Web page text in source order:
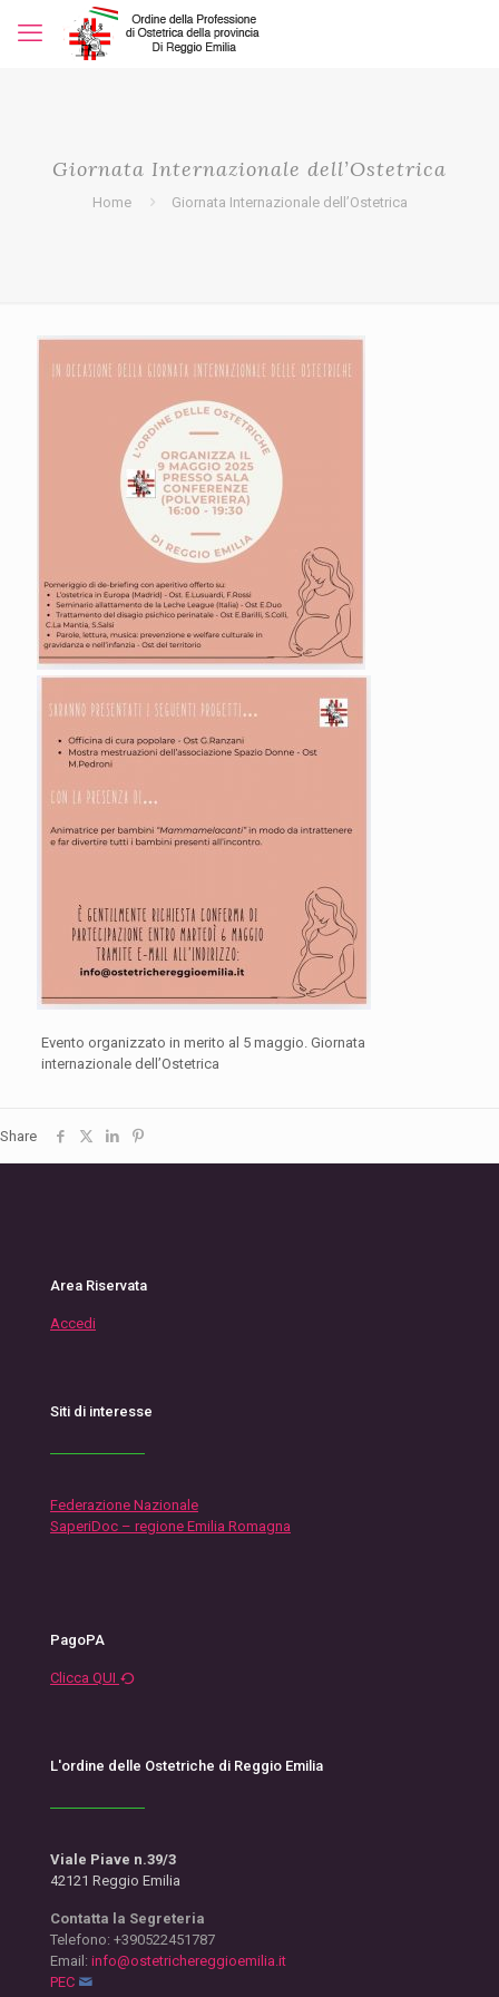
Giornata Internazionale dell’Ostetrica
Home Giornata Internazionale dell’Ostetrica
Evento organizzato in merito al 5 maggio. Giornata
internazionale dell’Ostetrica
Share
Area Riservata
Accedi
Siti di interesse
Federazione Nazionale
SaperiDoc – regione Emilia Romagna
PagoPA
Clicca QUI
L'ordine delle Ostetriche di Reggio Emilia
Viale Piave n.39/3
42121 Reggio Emilia
Contatta la Segreteria
Telefono: +390522451787
Email: info@ostetrichereggioemilia.it
PEC